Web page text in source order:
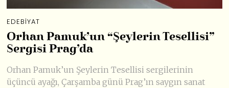
EDEBIYAT
Orhan Pamuk’un “Şeylerin Tesellisi”
Sergisi Prag’da
Orhan Pamuk’un Şeylerin Tesellisi sergilerinin
üçüncü ayağı, Çarşamba günü Prag’ın saygın sanat